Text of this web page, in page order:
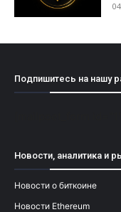
Подпишитесь на нашу
Новости, аналитика и
Новости о биткоине
Новости Ethereum